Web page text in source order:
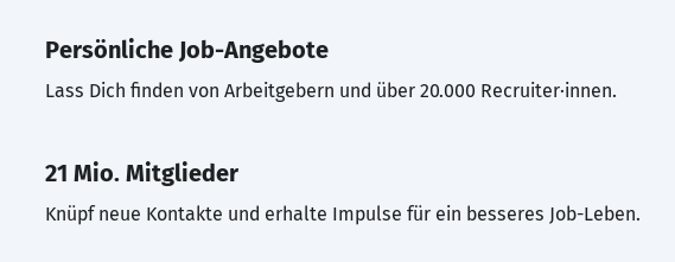
Persönliche Job-Angebote
Lass Dich finden von Arbeitgebern und über 20.000 Recruiter·innen.
21 Mio. Mitglieder
Knüpf neue Kontakte und erhalte Impulse für ein besseres Job-Leben.